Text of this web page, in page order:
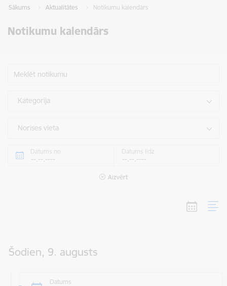
Sākums Aktualitātes Notikumu kalendārs
Notikumu kalendārs
Meklēt notikumu
Kategorija
Norises vieta
Datums no Datums līdz
Aizvērt
Šodien, 9. augusts
Datums